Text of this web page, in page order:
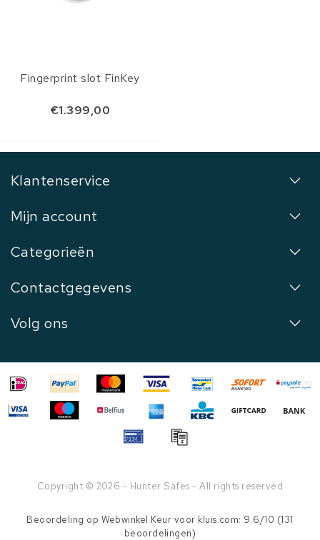
Fingerprint slot FinKey
€1.399,00
Klantenservice
Mijn account
Categorieën
Contactgegevens
Volg ons
Copyright © 2026 - Hunter Safes - All rights reserved
Beoordeling op Webwinkel Keur voor kluis.com: 9.6/10 (131
beoordelingen)